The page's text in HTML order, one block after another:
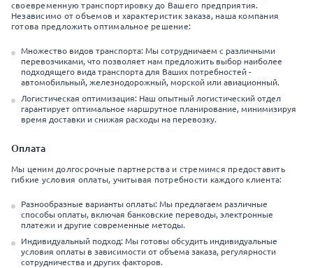
своевременную транспортировку до Вашего предприятия.
Независимо от объемов и характеристик заказа, наша компания
готова предложить оптимальное решение:
Множество видов транспорта: Мы сотрудничаем с различными
перевозчиками, что позволяет нам предложить выбор наиболее
подходящего вида транспорта для Ваших потребностей -
автомобильный, железнодорожный, морской или авиационный.
Логистическая оптимизация: Наш опытный логистический отдел
гарантирует оптимальное маршрутное планирование, минимизируя
время доставки и снижая расходы на перевозку.
Оплата
Мы ценим долгосрочные партнерства и стремимся предоставить
гибкие условия оплаты, учитывая потребности каждого клиента:
Разнообразные варианты оплаты: Мы предлагаем различные
способы оплаты, включая банковские переводы, электронные
платежи и другие современные методы.
Индивидуальный подход: Мы готовы обсудить индивидуальные
условия оплаты в зависимости от объема заказа, регулярности
сотрудничества и других факторов.